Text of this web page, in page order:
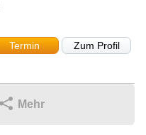
Termin Zum Profil
Mehr